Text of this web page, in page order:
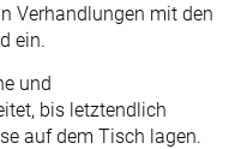
Verhandlungen mit den
ein.
und
bis letztendlich
auf dem Tisch lagen.